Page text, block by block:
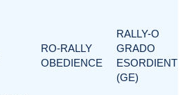
RO-RALLY
OBEDIENCE
RALLY-O
GRADO
ESORDIENTI
(GE)